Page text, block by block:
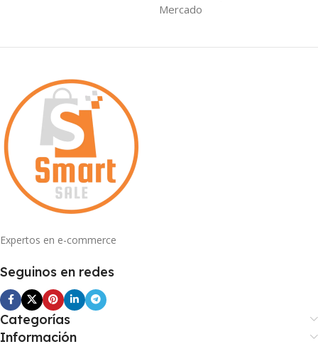
Mercado
Expertos en e-commerce
Seguinos en redes
Categorías
Información